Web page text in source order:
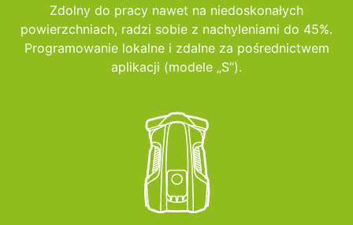
Zdolny do pracy nawet na niedoskonałych
powierzchniach, radzi sobie z nachyleniami do 45%.
Programowanie lokalne i zdalne za pośrednictwem
aplikacji (modele „S”).